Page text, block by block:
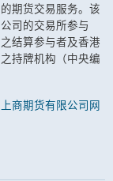
期货交易服务。该
司的交易所参与
结算参与者及香港
持牌机构（中央编
上商期货有限公司网